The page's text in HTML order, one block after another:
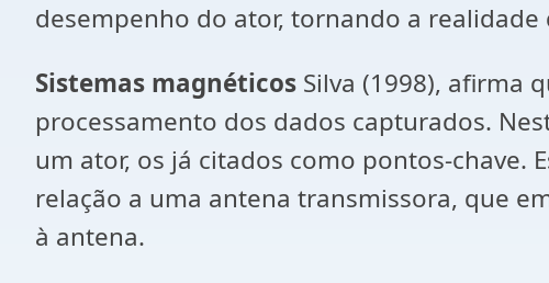
desempenho do ator, tornando a
Sistemas magnéticos Silva (1998), afirma
processamento dos dados capturados.
um ator, os já citados como pontos-chave.
relação a uma antena transmissora, que
à antena.